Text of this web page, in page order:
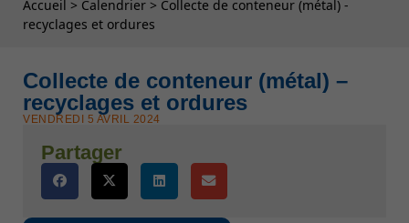
Fil d'Ariane
Accueil > Calendrier > Collecte de conteneur (métal) -
recyclages et ordures
Collecte de conteneur (métal) –
recyclages et ordures
VENDREDI 5 AVRIL 2024
Partager